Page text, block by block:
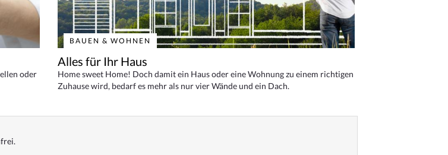
oder
BAUEN & WOHNEN
Alles für Ihr Haus
Home sweet Home! Doch damit ein Haus oder eine Wohnung zu einem richtigen
Zuhause wird, bedarf es mehr als nur vier Wände und ein Dach.